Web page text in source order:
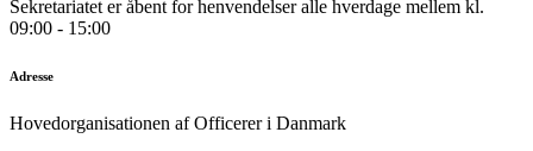
Sekretariatet er åbent for henvendelser alle hverdage mellem kl.
09:00 - 15:00
Adresse
Hovedorganisationen af Officerer i Danmark